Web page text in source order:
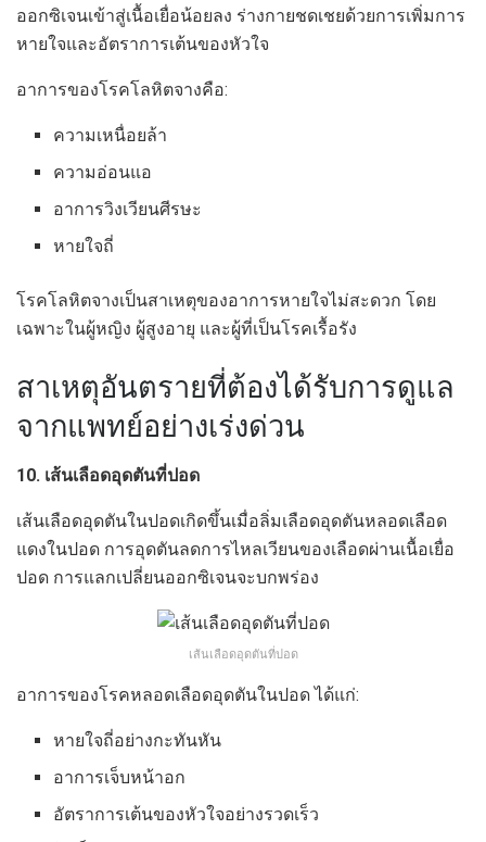
ออกซิเจนเข้าสู่เนื้อเยื่อน้อยลง ร่างกายชดเชยด้วยการเพิ่มการ
หายใจและอัตราการเต้นของหัวใจ
อาการของโรคโลหิตจางคือ:
ความเหนื่อยล้า
ความอ่อนแอ
อาการวิงเวียนศีรษะ
หายใจถี่
โรคโลหิตจางเป็นสาเหตุของอาการหายใจไม่สะดวก โดย
เฉพาะในผู้หญิง ผู้สูงอายุ และผู้ที่เป็นโรคเรื้อรัง
สาเหตุอันตรายที่ต้องได้รับการดูแล
จากแพทย์อย่างเร่งด่วน
10. เส้นเลือดอุดตันที่ปอด
เส้นเลือดอุดตันในปอดเกิดขึ้นเมื่อลิ่มเลือดอุดตันหลอดเลือด
แดงในปอด การอุดตันลดการไหลเวียนของเลือดผ่านเนื้อเยื่อ
ปอด การแลกเปลี่ยนออกซิเจนจะบกพร่อง
เส้นเลือดอุดตันที่ปอด
อาการของโรคหลอดเลือดอุดตันในปอด ได้แก่:
หายใจถี่อย่างกะทันหัน
อาการเจ็บหน้าอก
อัตราการเต้นของหัวใจอย่างรวดเร็ว